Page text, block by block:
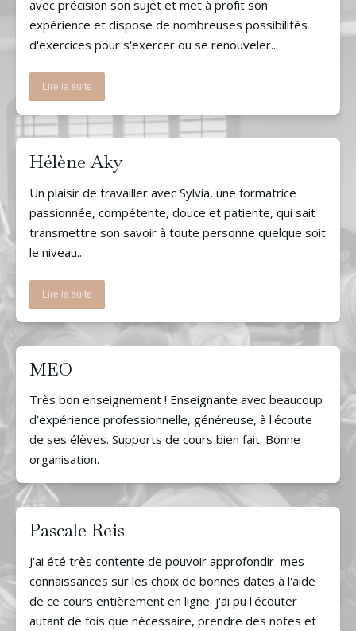
avec précision son sujet et met à profit son
expérience et dispose de nombreuses possibilités
d'exercices pour s'exercer ou se renouveler...
Lire la suite
Hélène Aky
Un plaisir de travailler avec Sylvia, une formatrice
passionnée, compétente, douce et patiente, qui sait
transmettre son savoir à toute personne quelque soit
le niveau...
Lire la suite
MEO
Très bon enseignement ! Enseignante avec beaucoup
d’expérience professionnelle, généreuse, à l'écoute
de ses élèves. Supports de cours bien fait. Bonne
organisation.
Pascale Reis
J'ai été très contente de pouvoir approfondir mes
connaissances sur les choix de bonnes dates à l'aide
de ce cours entièrement en ligne. j'ai pu l'écouter
autant de fois que nécessaire, prendre des notes et